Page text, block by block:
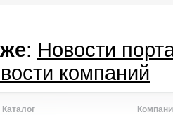
: Новости
компаний
Каталог